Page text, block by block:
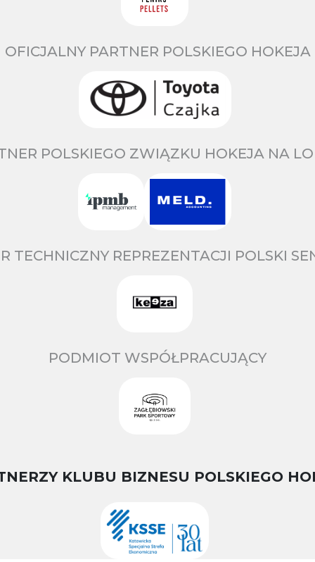
OFICJALNY PARTNER POLSKIEGO HOKEJA
POLSKIEGO ZWIĄZKU HOKEJA NA
TECHNICZNY REPREZENTACJI POLSKI
PODMIOT WSPÓŁPRACUJĄCY
KLUBU BIZNESU POLSKIEGO